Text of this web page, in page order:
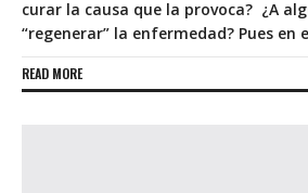
curar la causa que la provoca? ¿A
“regenerar” la enfermedad? Pues en
READ MORE